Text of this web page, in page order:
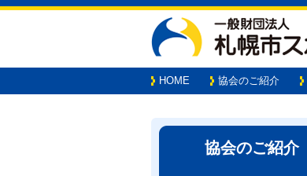
HOME 協会のご紹介
協会のご紹介